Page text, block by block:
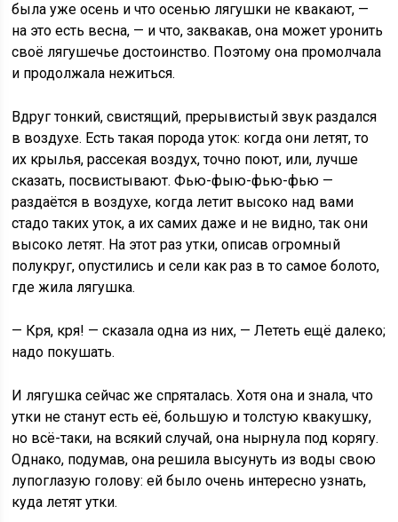
была уже осень и что осенью лягушки не квакают, —
на это есть весна, — и что, заквакав, она может уронить
своё лягушечье достоинство. Поэтому она промолчала
и продолжала нежиться.
Вдруг тонкий, свистящий, прерывистый звук раздался
в воздухе. Есть такая порода уток: когда они летят, то
их крылья, рассекая воздух, точно поют, или, лучше
сказать, посвистывают. Фью-фыю-фью-фью —
раздаётся в воздухе, когда летит высоко над вами
стадо таких уток, а их самих даже и не видно, так они
высоко летят. На этот раз утки, описав огромный
полукруг, опустились и сели как раз в то самое болото,
где жила лягушка.
— Кря, кря! — сказала одна из них, — Лететь ещё далеко;
надо покушать.
И лягушка сейчас же спряталась. Хотя она и знала, что
утки не станут есть её, большую и толстую квакушку,
но всё-таки, на всякий случай, она нырнула под корягу.
Однако, подумав, она решила высунуть из воды свою
лупоглазую голову: ей было очень интересно узнать,
куда летят утки.